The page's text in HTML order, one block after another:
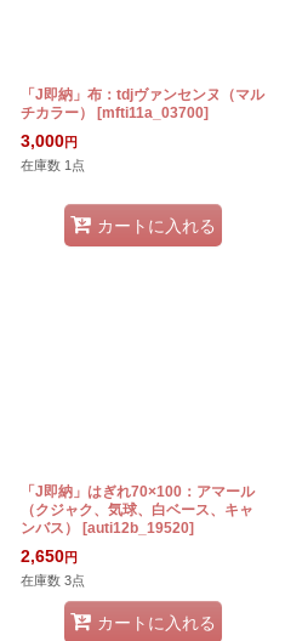
「J即納」布：tdjヴァンセンヌ（マル
チカラー）
[mfti11a_03700]
3,000円
在庫数 1点
カートに入れる
「J即納」はぎれ70×100：アマール
（クジャク、気球、白ベース、キャ
ンバス）
[auti12b_19520]
2,650円
在庫数 3点
カートに入れる